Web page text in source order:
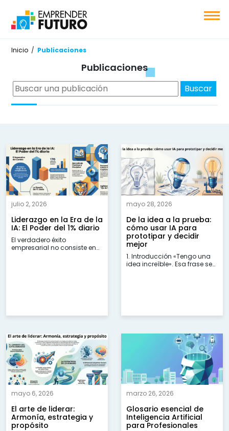
Inicio / Publicaciones
Publicaciones
Buscar: Buscar
julio 2, 2026
Liderazgo en la Era de la
IA: El Poder del 1% diario
El verdadero éxito
empresarial no consiste en
mayo 28, 2026
De la idea a la prueba:
cómo usar IA para
prototipar y decidir
mejor
1. Introducción «Tengo una
idea increíble». Esa frase se
mayo 6, 2026
El arte de liderar:
Armonía, estrategia y
propósito
marzo 26, 2026
Glosario esencial de
Inteligencia Artificial
para Profesionales